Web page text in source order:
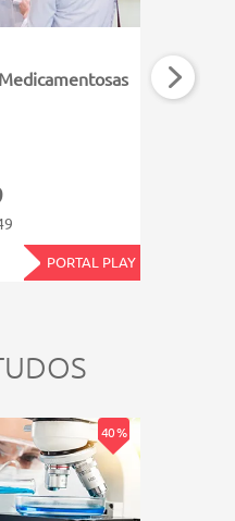
PORTAL PLAY
Plantas
40 %